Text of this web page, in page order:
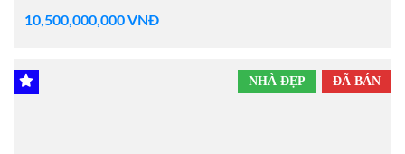
10,500,000,000 VNĐ
ĐÃ BÁN
NHÀ ĐẸP